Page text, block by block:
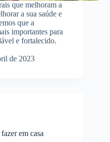
que melhoram a
a sua saúde e
que a
importantes para
e fortalecido.
de 2023
em casa